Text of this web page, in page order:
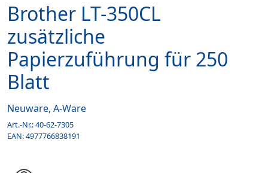
Brother LT-350CL
zusätzliche
Papierzuführung für 250
Blatt
Neuware, A-Ware
Art.-Nr.:40-62-7305
EAN:4977766838191